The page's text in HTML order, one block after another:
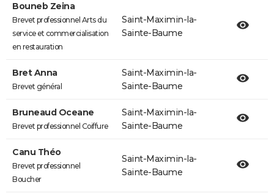
Bouneb Zeina
Brevet professionnel Arts du
service et commercialisation
en restauration
Saint-Maximin-la-
Sainte-Baume
Bret Anna
Brevet général
Saint-Maximin-la-
Sainte-Baume
Bruneaud Oceane
Brevet professionnel Coiffure
Saint-Maximin-la-
Sainte-Baume
Canu Théo
Brevet professionnel
Boucher
Saint-Maximin-la-
Sainte-Baume